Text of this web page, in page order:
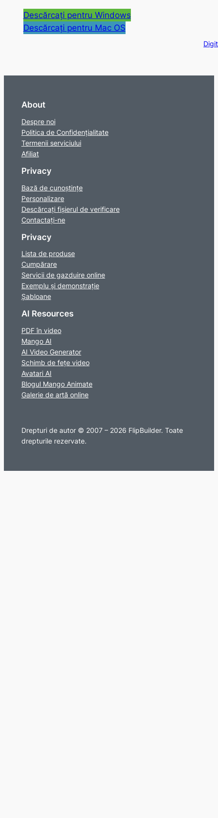
Descărcați pentru Windows
Descărcați pentru Mac OS
About
Despre noi
Politica de Confidențialitate
Termenii serviciului
Afiliat
Privacy
Bază de cunoștințe
Personalizare
Descărcați fișierul de verificare
Contactaţi-ne
Privacy
Lista de produse
Cumpărare
Servicii de gazduire online
Exemplu și demonstrație
Șabloane
AI Resources
PDF în video
Mango AI
AI Video Generator
Schimb de fețe video
Avatari AI
Blogul Mango Animate
Galerie de artă online
Drepturi de autor © 2007 – 2026 FlipBuilder. Toate
drepturile rezervate.